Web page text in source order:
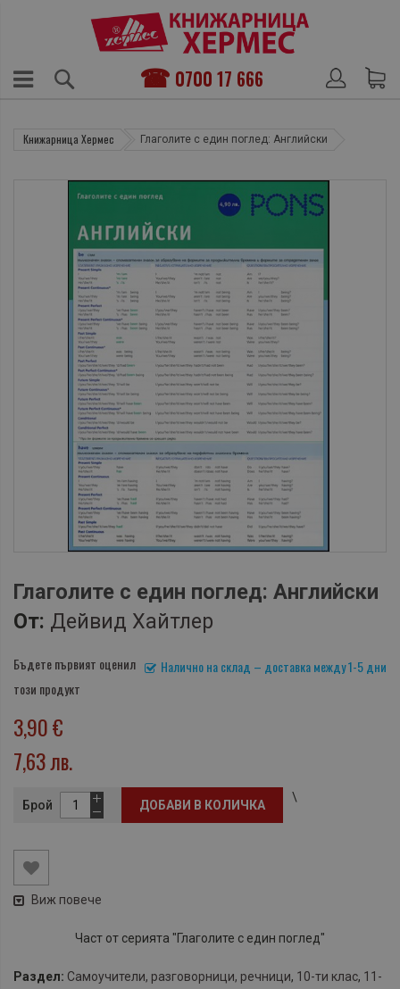
0700 17 666
Книжарница Хермес Глаголите с един поглед: Английски
Глаголите с един поглед: Английски
От: Дейвид Хайтлер
Налично на склад – доставка между 1-5 дни
Бъдете първият оценил
този продукт
3,90 €
7,63 лв.
Брой ДОБАВИ В КОЛИЧКА
\
Виж повече
Част от серията "Глаголите с един поглед"
Раздел: Самоучители, разговорници, речници, 10-ти клас, 11-